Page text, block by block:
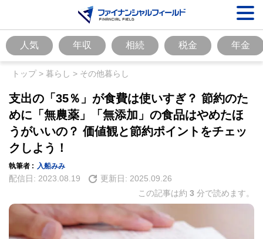
人気 年収 相続 税金 年金
トップ> 暮らし > その他暮らし
支出の「35％」が食費は使いすぎ？ 節約のた
めに「無農薬」「無添加」の食品はやめたほ
うがいいの？ 価値観と節約ポイントをチェッ
クしよう！
執筆者 : 入船みみ
配信日: 2023.08.19 更新日: 2025.09.26
この記事は約 3 分で読めます。